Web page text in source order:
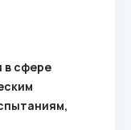
в сфере